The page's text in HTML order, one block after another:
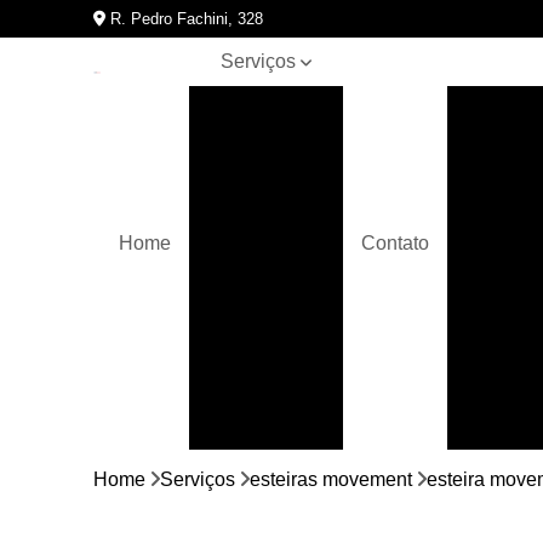
R. Pedro Fachini, 328
Home
Serviços
academia
Esteiras
Contato
Home Serviços esteiras movement esteira